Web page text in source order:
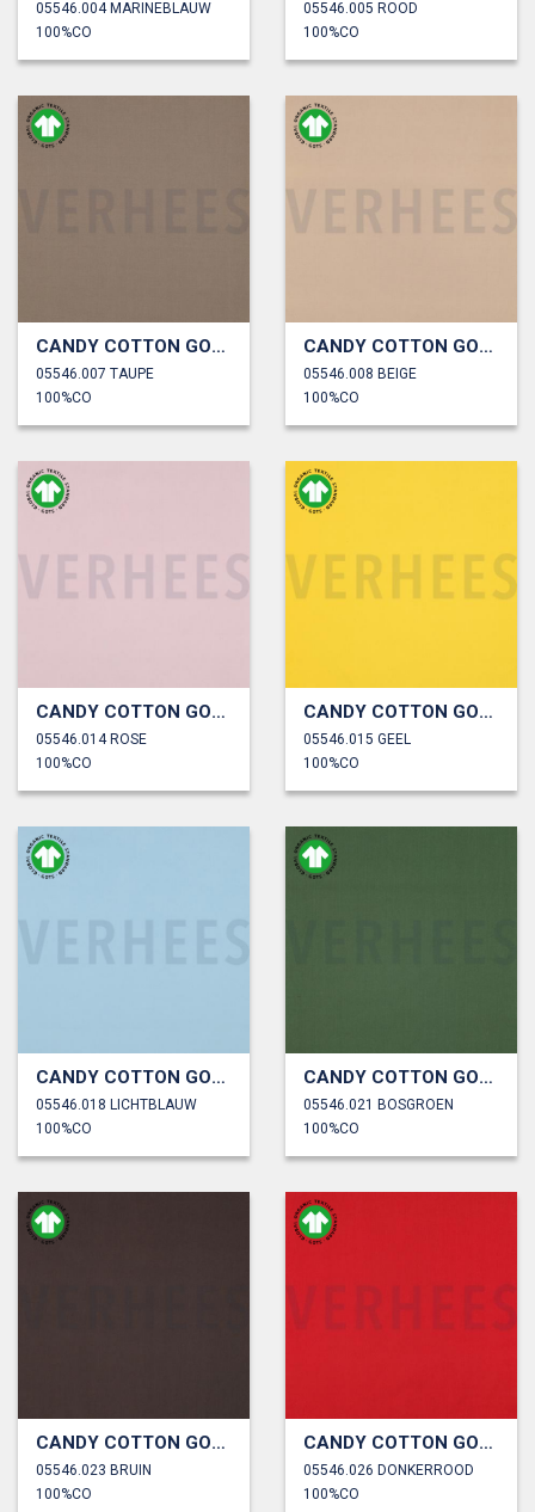
05546.004 MARINEBLAUW
100%CO
05546.005 ROOD
100%CO
CANDY COTTON GOTS
05546.007 TAUPE
100%CO
CANDY COTTON GOTS
05546.008 BEIGE
100%CO
CANDY COTTON GOTS
05546.014 ROSE
100%CO
CANDY COTTON GOTS
05546.015 GEEL
100%CO
CANDY COTTON GOTS
05546.018 LICHTBLAUW
100%CO
CANDY COTTON GOTS
05546.021 BOSGROEN
100%CO
CANDY COTTON GOTS
05546.023 BRUIN
100%CO
CANDY COTTON GOTS
05546.026 DONKERROOD
100%CO